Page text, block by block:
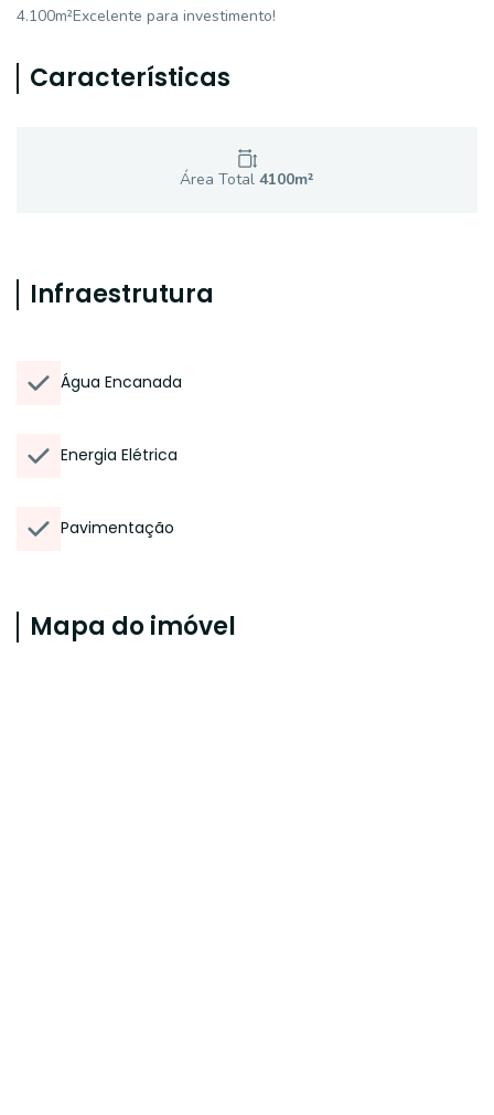
4.100m²Excelente para investimento!
Características
Área Total 4100m²
Infraestrutura
Água Encanada
Energia Elétrica
Pavimentação
Mapa do imóvel